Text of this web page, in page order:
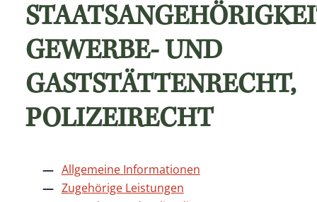
GEWERBE- UND
GASTSTÄTTENRECHT,
POLIZEIRECHT
Allgemeine Informationen
Zugehörige Leistungen